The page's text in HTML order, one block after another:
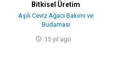
Bitkisel Üretim
Aşılı Ceviz Ağacı Bakımı ve
Budaması
15 yıl ago